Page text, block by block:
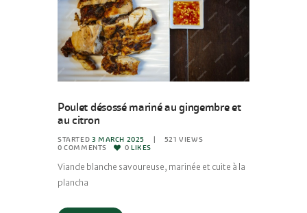
Poulet désossé mariné au gingembre et
au citron
STARTED 3 MARCH 2025 521 VIEWS
0 COMMENTS 0 LIKES
Viande blanche savoureuse, marinée et cuite à la
plancha